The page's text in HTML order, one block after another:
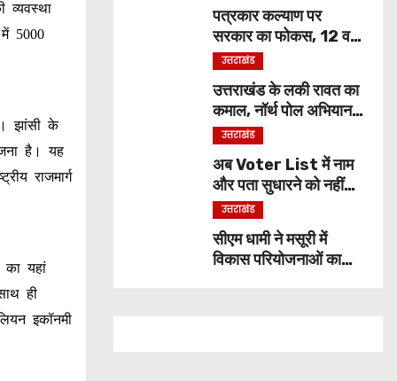
व्यवस्था
5000
झांसी के
है। यह
राजमार्ग
यहां
ही
इकॉनमी
पत्रकार कल्याण पर
सरकार का फोकस, 12 वर्षों
में 456 पत्रकारों को
19.41 करोड़ की सहायता
उत्तराखंड
उत्तराखंड के लकी रावत का
कमाल, नॉर्थ पोल अभियान
के लिए भारत से बने इकलौते
उत्तराखंड
अब Voter List में नाम
और पता सुधारने को नहीं
लगाने होंगे चक्कर, बूथ पर
ही हो जाएगा काम
उत्तराखंड
सीएम धामी ने मसूरी में
विकास परियोजनाओं का